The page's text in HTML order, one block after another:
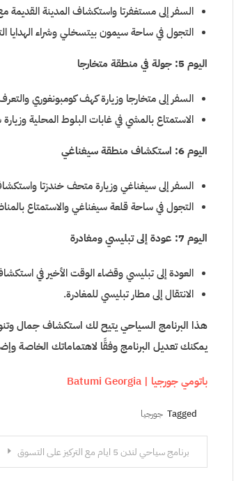
السفر إلى مستغفرتا واستكشاف المدينة القديمة مع
التجول في ساحة سيمون بيتسخلي وشراء الهدايا
اليوم 5: جولة في منطقة متخارجا
السفر إلى متخارجا وزيارة كهف كومبونغوري
الاستمتاع بالمشي في غابات البلوط المحلية
اليوم 6: استكشاف منطقة سيغناغي
السفر إلى سيغناغي وزيارة متحف خندزتا
التجول في ساحة قلعة سيغناغي والاستمتاع
اليوم 7: عودة إلى تبليسي ومغادرة
العودة إلى تبليسي وقضاء الوقت الأخير في
الانتقال إلى مطار تبليسي للمغادرة.
هذا البرنامج السياحي يتيح لك استكشاف جمال
يمكنك تعديل البرنامج وفقًا لاهتماماتك الخاصة
باتومي جورجيا | Batumi Georgia
Tagged جورجيا
تصفّح
برنامج سياحي لندن 5 ايام مع التركيز على التسوق